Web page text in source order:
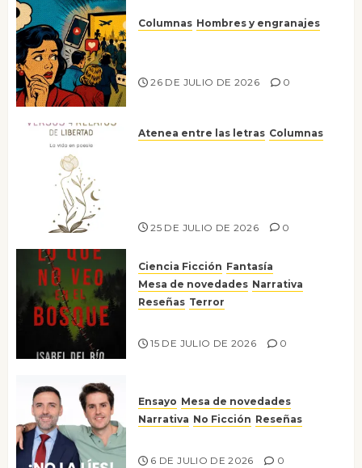
Columnas Hombres y engranajes
26 DE JULIO DE 2026 0
Atenea entre las letras Columnas
25 DE JULIO DE 2026 0
Ciencia Ficción Fantasía
Mesa de novedades Narrativa
Reseñas Terror
15 DE JULIO DE 2026 0
Ensayo Mesa de novedades
Narrativa No Ficción Reseñas
6 DE JULIO DE 2026 0